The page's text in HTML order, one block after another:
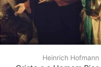
Heinrich Hofmann